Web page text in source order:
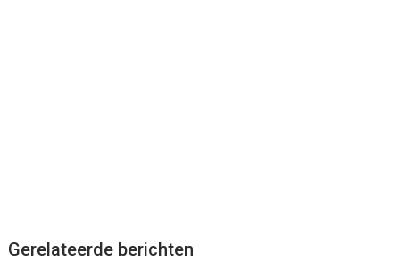
Gerelateerde berichten